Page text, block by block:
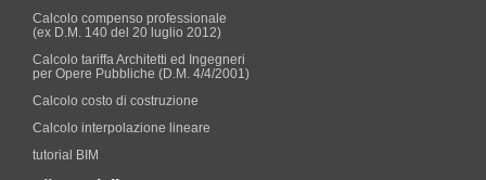
Calcolo compenso professionale
(ex D.M. 140 del 20 luglio 2012)
Calcolo tariffa Architetti ed Ingegneri
per Opere Pubbliche (D.M. 4/4/2001)
Calcolo costo di costruzione
Calcolo interpolazione lineare
tutorial BIM